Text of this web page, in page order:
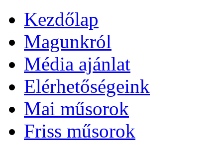
Kezdőlap
Magunkról
Média ajánlat
Elérhetőségeink
Mai műsorok
Friss műsorok